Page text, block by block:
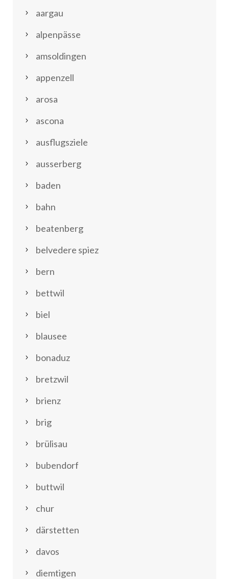
aargau
alpenpässe
amsoldingen
appenzell
arosa
ascona
ausflugsziele
ausserberg
baden
bahn
beatenberg
belvedere spiez
bern
bettwil
biel
blausee
bonaduz
bretzwil
brienz
brig
brülisau
bubendorf
buttwil
chur
därstetten
davos
diemtigen